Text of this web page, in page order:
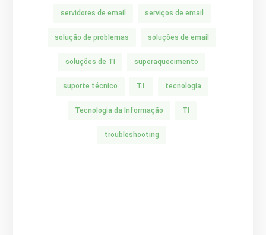
servidores de email serviços de email
solução de problemas soluções de email
soluções de TI superaquecimento
suporte técnico T.I. tecnologia
Tecnologia da Informação TI
troubleshooting